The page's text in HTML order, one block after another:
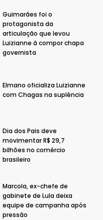
Guimarães foi o
protagonista da
articulação que levou
Luizianne à compor chapa
governista
Elmano oficializa Luizianne
com Chagas na suplência
Dia dos Pais deve
movimentar R$ 29,7
bilhões no comércio
brasileiro
Marcola, ex-chefe de
gabinete de Lula deixa
equipe de campanha após
pressão